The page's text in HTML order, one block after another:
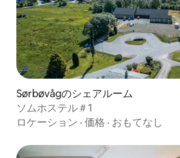
Sørbøvågのシェアルーム
ソムホステル＃1
ロケーション · 価格 · おもてなし